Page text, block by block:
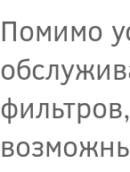
Помимо